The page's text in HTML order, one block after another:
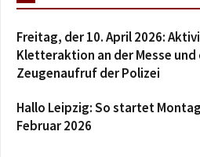
Freitag, der 10. April 2026:
Kletteraktion an der Messe
Zeugenaufruf der Polizei
Hallo Leipzig: So startet
Februar 2026